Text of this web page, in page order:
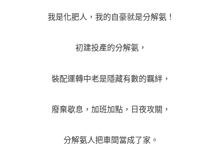
我是化肥人，我的自豪就是分解氨！
初建投產的分解氨，
裝配運轉中老是隱藏有數的羈絆，
廢棄歇息，加班加點，日夜攻關，
分解氨人把車間當成了家。